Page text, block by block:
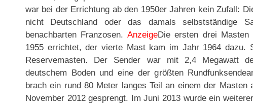
war bei der Errichtung ab den 1950er Jahren kein Zufall:
nicht Deutschland oder das damals selbstständige
benachbarten Franzosen. AnzeigeDie ersten drei
1955 errichtet, der vierte Mast kam im Jahr 1964 dazu.
Reservemasten. Der Sender war mit 2,4 Megawatt
deutschem Boden und eine der größten
brach ein rund 80 Meter langes Teil an einem der
November 2012 gesprengt. Im Juni 2013 wurde ein